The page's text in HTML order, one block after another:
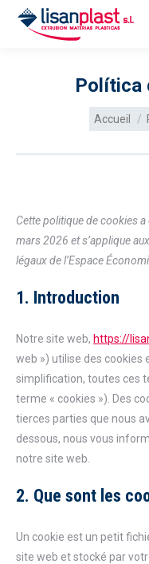
Política
Vous êtes
Accueil
Cette politique de cookies
mars 2026 et s’applique
légaux de l’Espace
1. Introduction
Notre site web, https://
web ») utilise des cookies
simplification, toutes ces
terme « cookies »). Des
tierces parties que nous
dessous, nous vous
notre site web.
2. Que sont les
Un cookie est un petit
site web et stocké par